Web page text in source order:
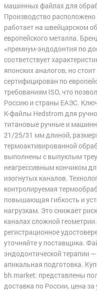
машинных файлах для
Производство
работает на швейцарском
европейского металла.
«премиум-эндодонтия по
соответствует
японских аналогов, но
сертифицирован по
требованиям ISO, что
Россию и страны ЕАЭС.
K-файлы Hedstrom для
титановые ручные и
21/25/31 мм длиной,
термоактивированной
выполнены с выпуклым
неагрессивным кончиком
изогнутых каналов.
контролируемая
повышающая гибкость и
нагрузкам. Это снижает
каналах сложной
регистрационное
уточняйте у поставщика.
эндодонтической терапии
апикальная подготовка.
bh.market: представлены
доставка по России, цена